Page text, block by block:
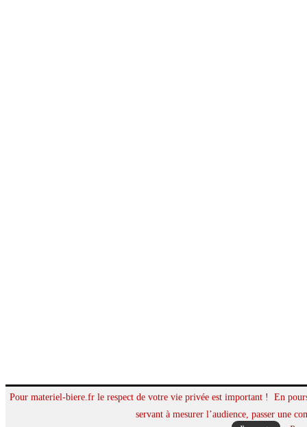
Pour materiel-biere.fr le respect de votre vie privée est important ! En
servant à mesurer l’audience, passer une